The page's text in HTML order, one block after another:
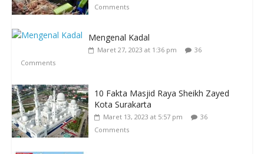
Comments
Mengenal Kadal
Maret 27, 2023 at 1:36 pm
36
Comments
10 Fakta Masjid Raya Sheikh Zayed
Kota Surakarta
Maret 13, 2023 at 5:57 pm
36
Comments